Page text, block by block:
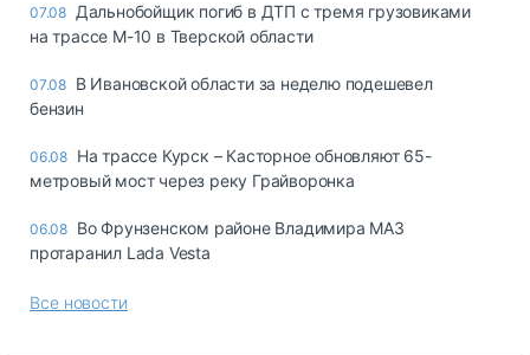
07.08 Дальнобойщик погиб в ДТП с тремя грузовиками
на трассе М-10 в Тверской области
07.08 В Ивановской области за неделю подешевел
бензин
06.08 На трассе Курск – Касторное обновляют 65-
метровый мост через реку Грайворонка
06.08 Во Фрунзенском районе Владимира МАЗ
протаранил Lada Vesta
Все новости